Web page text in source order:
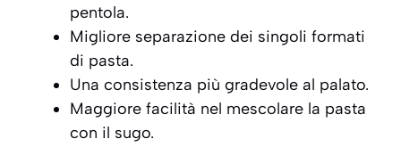
pentola.
Migliore separazione dei singoli formati
di pasta.
Una consistenza più gradevole al palato.
Maggiore facilità nel mescolare la pasta
con il sugo.